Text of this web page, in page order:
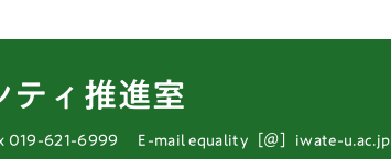
ティ推進室
019-621-6999 E-mail equality［＠］iwate-u.ac.jp